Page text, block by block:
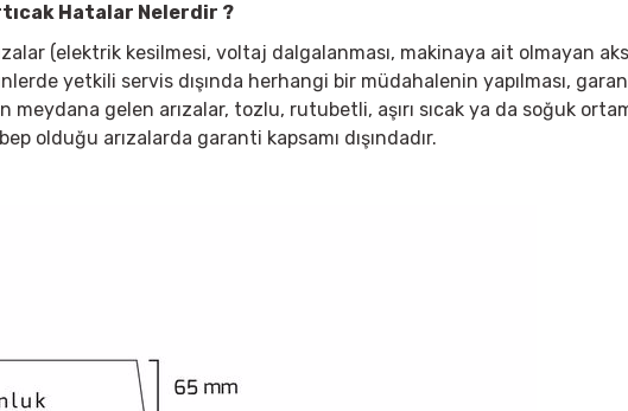
Hatalar Nelerdir ?
(elektrik kesilmesi, voltaj dalgalanması, makinaya ait olmayan
yetkili servis dışında herhangi bir müdahalenin yapılması,
meydana gelen arızalar, tozlu, rutubetli, aşırı sıcak ya da soğuk
olduğu arızalarda garanti kapsamı dışındadır.